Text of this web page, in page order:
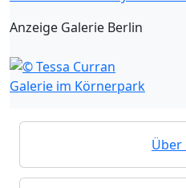
Anzeige Galerie Berlin
Galerie im Körnerpark
Über